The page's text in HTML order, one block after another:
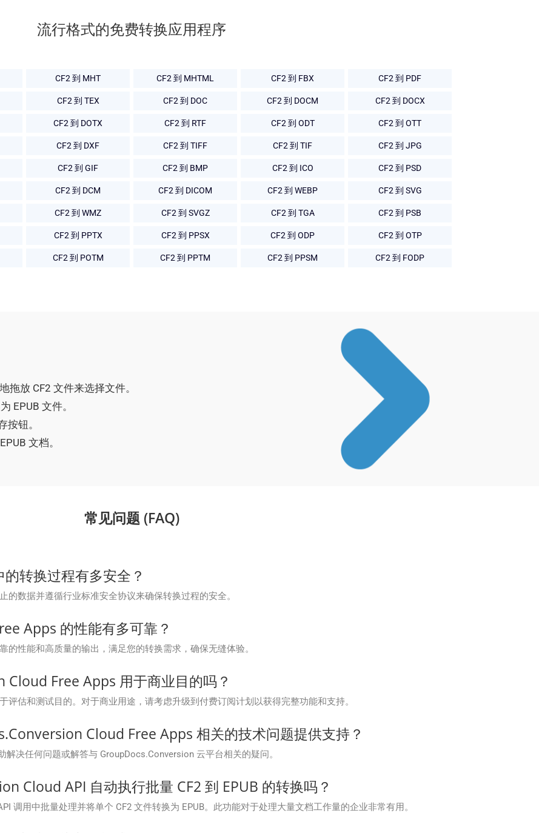
流行格式的免费转换应用程序
CF2 到 MHT CF2 到 MHTML CF2 到 FBX CF2 到 PDF
CF2 到 TEX CF2 到 DOC CF2 到 DOCM CF2 到 DOCX
CF2 到 DOTX CF2 到 RTF CF2 到 ODT CF2 到 OTT
CF2 到 DXF CF2 到 TIFF CF2 到 TIF CF2 到 JPG
CF2 到 GIF CF2 到 BMP CF2 到 ICO CF2 到 PSD
CF2 到 DCM CF2 到 DICOM CF2 到 WEBP CF2 到 SVG
CF2 到 WMZ CF2 到 SVGZ CF2 到 TGA CF2 到 PSB
CF2 到 PPTX CF2 到 PPSX CF2 到 ODP CF2 到 OTP
CF2 到 POTM CF2 到 PPTM CF2 到 PPSM CF2 到 FODP
拖放 CF2 文件来选择文件。
EPUB 文件。
按钮。
文档。
常见问题 (FAQ)
转换过程有多安全？
数据并遵循行业标准安全协议来确保转换过程的安全。
Apps 的性能有多可靠？
性能和高质量的输出，满足您的转换需求，确保无缝体验。
Free Apps 用于商业目的吗？
评估和测试目的。对于商业用途，请考虑升级到付费订阅计划以获得完整功能和支持。
Cloud Free Apps 相关的技术问题提供支持？
决任何问题或解答与 GroupDocs.Conversion 云平台相关的疑问。
Cloud API 自动执行批量 CF2 到 EPUB 的转换吗？
调用中批量处理并将单个 CF2 文件转换为 EPUB。此功能对于处理大量文档工作量的企业非常有用。